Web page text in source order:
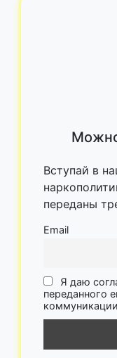
Вступай в
переданы
Email
Я даю
переданного